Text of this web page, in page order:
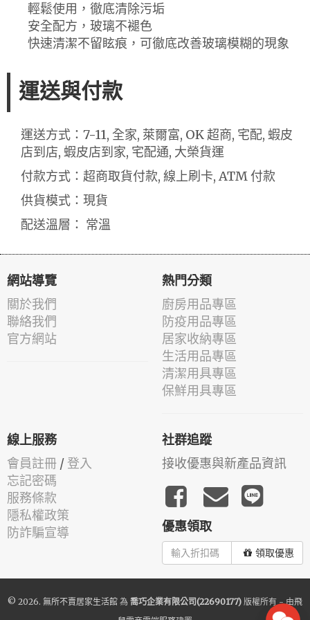
輕鬆使用，徹底清除污垢
安全配方，玻璃不褪色
快速清潔不留眩痕，可徹底改善玻璃模糊的現象
運送與付款
運送方式：7-11, 全家, 萊爾富, OK 超商, 宅配, 蝦皮
店到店, 蝦皮店到家, 宅配通, 大榮貨運
付款方式：超商取貨付款, 線上刷卡, ATM 付款
供貨模式：現貨
配送溫層： 常溫
網站導覽
關於我們
聯絡我們
官方網站
熱門分類
廚房用品專區
防疫用品專區
居家收納專區
生活用品專區
清潔用具專區
保鮮用具專區
線上服務
會員註冊 / 登入
忘記密碼
服務條款
隱私權政策
防詐騙宣導
社群追蹤
接收優惠與新產品資訊
優惠領取
領取優惠
© 2026. 無所不賣居家生活館 為 喬巧企業有限公司(22690177) 版權所有 - 由飛